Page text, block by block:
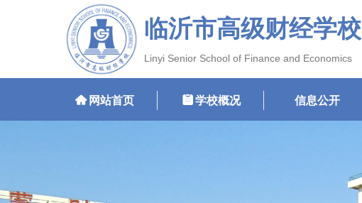
临沂市高级财经学校
Linyi Senior School of Finance and Economics
낀 网站首页 뀳 学校概况 信息公开